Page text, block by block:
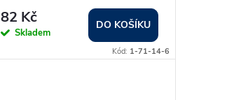
82 Kč
Skladem
DO KOŠÍKU
Kód: 1-71-14-6